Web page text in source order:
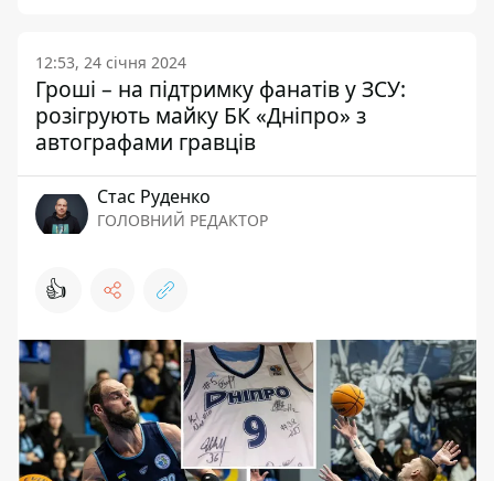
12:53, 24 січня 2024
Гроші – на підтримку фанатів у ЗСУ:
розігрують майку БК «Дніпро» з
автографами гравців
Стас Руденко
ГОЛОВНИЙ РЕДАКТОР
👍